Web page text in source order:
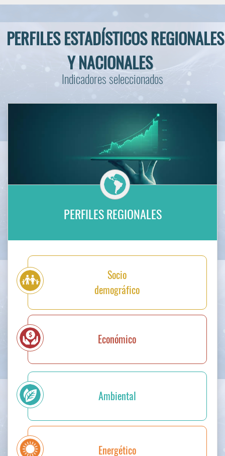
Socio
demográfico
Ambiental
Energético
Cambio climático
Hídrico